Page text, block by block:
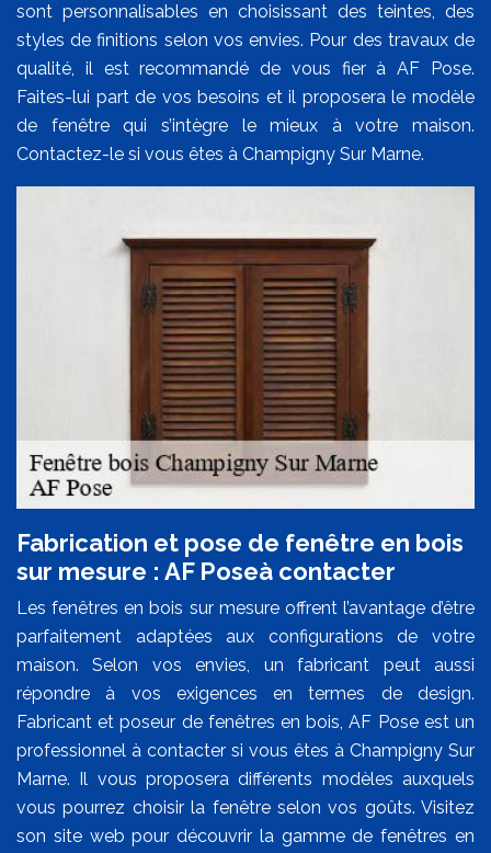
sont personnalisables en choisissant des teintes, des
styles de finitions selon vos envies. Pour des travaux de
qualité, il est recommandé de vous fier à AF Pose.
Faites-lui part de vos besoins et il proposera le modèle
de fenêtre qui s’intègre le mieux à votre maison.
Contactez-le si vous êtes à Champigny Sur Marne.
Fabrication et pose de fenêtre en bois
sur mesure : AF Poseà contacter
Les fenêtres en bois sur mesure offrent l’avantage d’être
parfaitement adaptées aux configurations de votre
maison. Selon vos envies, un fabricant peut aussi
répondre à vos exigences en termes de design.
Fabricant et poseur de fenêtres en bois, AF Pose est un
professionnel à contacter si vous êtes à Champigny Sur
Marne. Il vous proposera différents modèles auxquels
vous pourrez choisir la fenêtre selon vos goûts. Visitez
son site web pour découvrir la gamme de fenêtres en